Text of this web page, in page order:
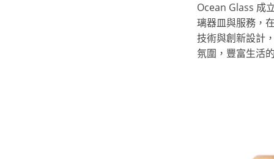
Ocean Glass 成
璃器皿與服務，
技術與創新設計
氛圍，豐富生活